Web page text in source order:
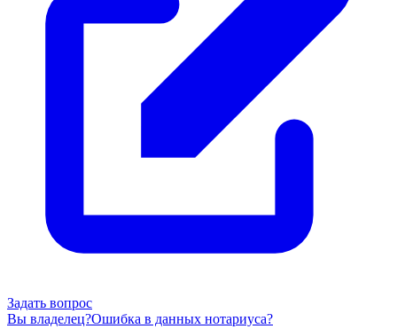
Задать вопрос
Вы владелец?Ошибка в данных нотариуса?